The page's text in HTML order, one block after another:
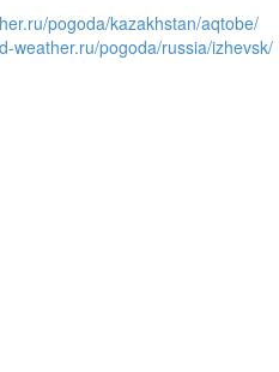
pogoda/kazakhstan/aqtobe/
weather.ru/pogoda/russia/izhevsk/